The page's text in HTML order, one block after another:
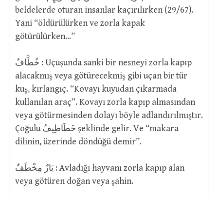
beldelerde oturan insanlar kaçırılırken (29/67).
Yani “öldürülürken ve zorla kapak
götürülürken…”
خُطَّافٌ : Uçuşunda sanki bir nesneyi zorla kapıp
alacakmış veya götürecekmiş gibi uçan bir tür
kuş, kırlangıç. “Kovayı kuyudan çıkarmada
kullanılan araç”. Kovayı zorla kapıp almasından
veya götürmesinden dolayı böyle adlandırılmıştır.
Çoğulu خَطَاطِيفُ şeklinde gelir. Ve “makara
dilinin, üzerinde döndüğü demir”.
بَازٌ مِخْطَفٌ : Avladığı hayvanı zorla kapıp alan
veya götüren doğan veya şahin.